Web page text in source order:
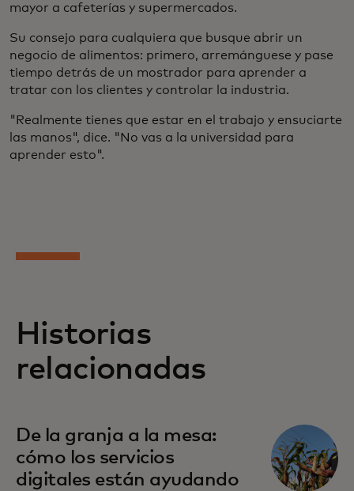
mayor a cafeterías y supermercados.
Su consejo para cualquiera que busque abrir un
negocio de alimentos: primero, arremánguese y pase
tiempo detrás de un mostrador para aprender a
tratar con los clientes y controlar la industria.
"Realmente tienes que estar en el trabajo y ensuciarte
las manos", dice. "No vas a la universidad para
aprender esto".
Historias
relacionadas
De la granja a la mesa:
cómo los servicios
digitales están ayudando